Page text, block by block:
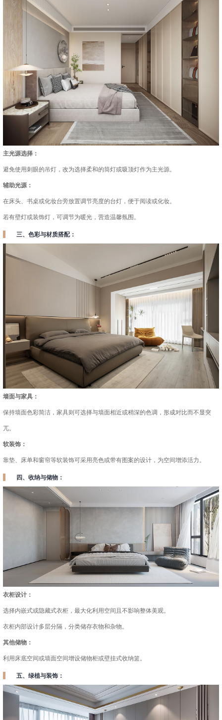
主光源选择：
避免使用刺眼的吊灯，改为选择柔和的筒灯或吸顶灯作为主光源。
辅助光源：
在床头、书桌或化妆台旁放置调节亮度的台灯，便于阅读或化妆。
若有壁灯或装饰灯，可调节为暖光，营造温馨氛围。
三、色彩与材质搭配：
墙面与家具：
保持墙面色彩简洁，家具则可选择与墙面相近或稍深的色调，形成对比而不显突
兀。
软装饰 ：
靠垫、床单和窗帘等软装饰可采用亮色或带有图案的设计，为空间增添活力。
四、收纳与储物：
衣柜设计：
选择内嵌式或隐藏式衣柜，最大化利用空间且不影响整体美观。
衣柜内部设计多层分隔，分类储存衣物和杂物。
其他储物：
利用床底空间或墙面空间增设储物柜或壁挂式收纳篮。
五、绿植与装饰：